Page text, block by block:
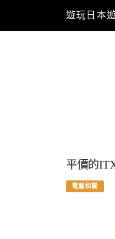
content
遊玩日本
平價的
電腦相關